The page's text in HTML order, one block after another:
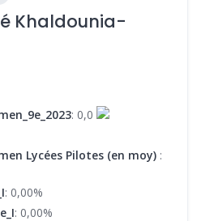
Khaldounia-
: 0,0
Lycées Pilotes (en moy) :
: 0,00%
: 0,00%